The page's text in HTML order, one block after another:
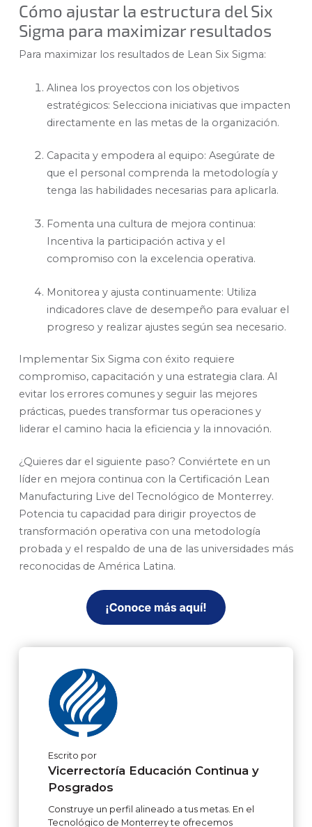
Cómo ajustar la estructura del Six
Sigma para maximizar resultados
Para maximizar los resultados de Lean Six Sigma:
Alinea los proyectos con los objetivos
estratégicos: Selecciona iniciativas que impacten
directamente en las metas de la organización.
Capacita y empodera al equipo: Asegúrate de
que el personal comprenda la metodología y
tenga las habilidades necesarias para aplicarla.
Fomenta una cultura de mejora continua:
Incentiva la participación activa y el
compromiso con la excelencia operativa.
Monitorea y ajusta continuamente: Utiliza
indicadores clave de desempeño para evaluar el
progreso y realizar ajustes según sea necesario.
Implementar Six Sigma con éxito requiere
compromiso, capacitación y una estrategia clara. Al
evitar los errores comunes y seguir las mejores
prácticas, puedes transformar tus operaciones y
liderar el camino hacia la eficiencia y la innovación.
¿Quieres dar el siguiente paso? Conviértete en un
líder en mejora continua con la Certificación Lean
Manufacturing Live del Tecnológico de Monterrey.
Potencia tu capacidad para dirigir proyectos de
transformación operativa con una metodología
probada y el respaldo de una de las universidades más
reconocidas de América Latina.
Escrito por
Vicerrectoría Educación Continua y
Posgrados
Construye un perfil alineado a tus metas. En el
Tecnológico de Monterrey te ofrecemos